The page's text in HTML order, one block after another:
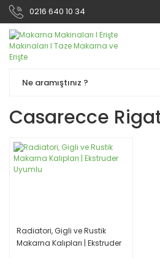
0216 640 10 34
Casarecce
Radiatori, Gigli ve Rustik
Makarna Kalıpları | Ekstruder